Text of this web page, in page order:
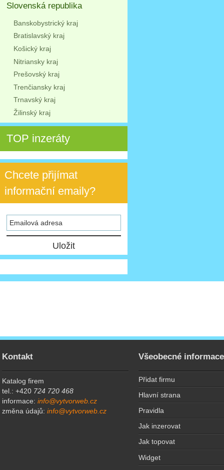
Slovenská republika
Banskobystrický kraj
Bratislavský kraj
Košický kraj
Nitriansky kraj
Prešovský kraj
Trenčiansky kraj
Trnavský kraj
Žilinský kraj
TOP inzeráty
Chcete přijímat
informační emaily?
Kontakt
Katalog firem
tel.: +420 724 720 468
informace:info@vytvorweb.cz
změna údajů:info@vytvorweb.cz
Všeobecné informace
Přidat firmu
Hlavní strana
Pravidla
Jak inzerovat
Jak topovat
Widget